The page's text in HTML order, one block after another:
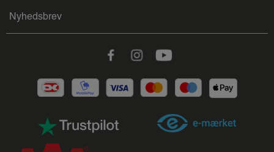
Nyhedsbrev
FacebookInstagramYoutube